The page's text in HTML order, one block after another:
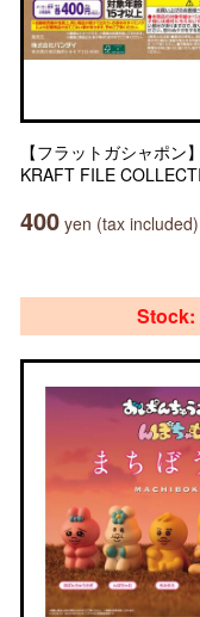
【フラットガシャポン
KRAFT FILE
400 yen (tax included)